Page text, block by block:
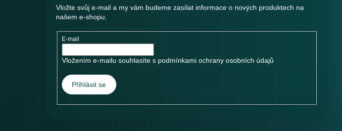
Vložte svůj e-mail a my vám budeme zasílat informace o nových produktech na
našem e-shopu.
E-mail
Vložením e-mailu souhlasíte s podmínkami ochrany osobních údajů
Přihlásit se